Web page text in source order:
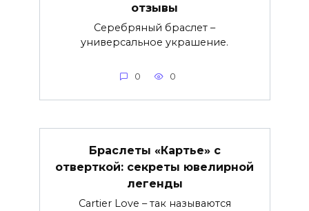
отзывы
Серебряный браслет –
универсальное украшение.
0 0
Браслеты «Картье» с
отверткой: секреты ювелирной
легенды
Cartier Love – так называются